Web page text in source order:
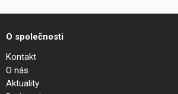
O společnosti
Kontakt
O nás
Aktuality